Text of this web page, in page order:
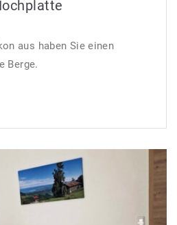
aus haben Sie einen
Berge.